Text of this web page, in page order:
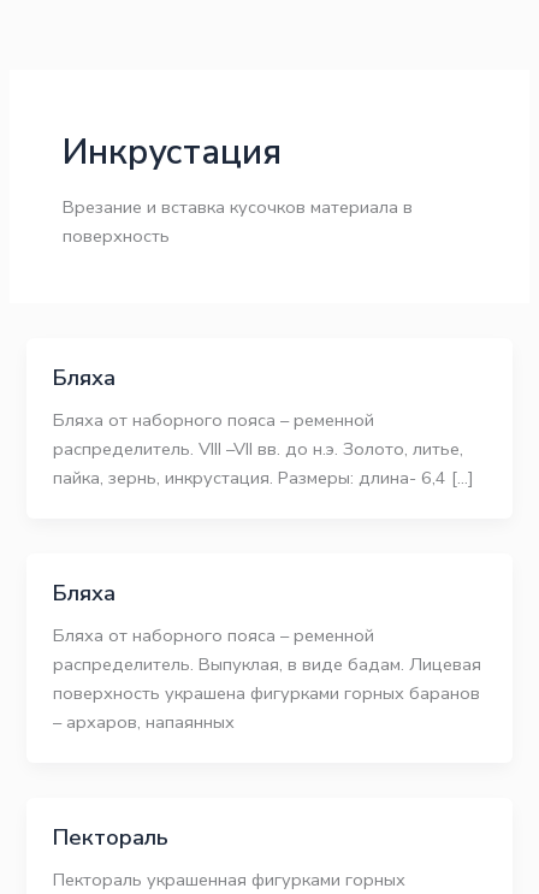
Инкрустация
Врезание и вставка кусочков материала в
поверхность
Бляха
Бляха от наборного пояса – ременной
распределитель. VIII –VII вв. до н.э. Золото, литье,
пайка, зернь, инкрустация. Размеры: длина- 6,4 […]
Бляха
Бляха от наборного пояса – ременной
распределитель. Выпуклая, в виде бадам. Лицевая
поверхность украшена фигурками горных баранов
– архаров, напаянных
Пектораль
Пектораль украшенная фигурками горных